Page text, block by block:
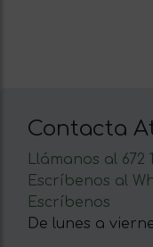
Contacta
Llámanos al 672
Escríbenos al
Escríbenos
De lunes a